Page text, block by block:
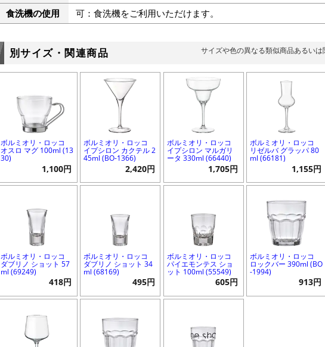
食洗機の使用
可：食洗機をご利用いただけます。
別サイズ・関連商品 サイズや色の異なる類似商品あるい
ボルミオリ・ロッコ
オスロ マグ 100ml (13
30)
1,100円
ボルミオリ・ロッコ
イプシロン カクテル 2
45ml (BO-1366)
2,420円
ボルミオリ・ロッコ
イプシロン マルガリ
ータ 330ml (66440)
1,705円
ボルミオリ・ロッコ
リゼルバ グラッパ 80
ml (66181)
1,155円
ボルミオリ・ロッコ
ダブリノ ショット 57
ml (69249)
418円
ボルミオリ・ロッコ
ダブリノ ショット 34
ml (68169)
495円
ボルミオリ・ロッコ
パイエモンテス ショ
ット 100ml (55549)
605円
ボルミオリ・ロッコ
ロックバー 390ml (BO
-1994)
913円